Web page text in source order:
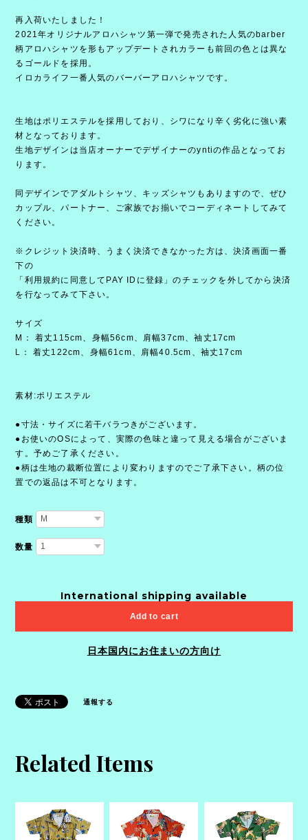
再入荷いたしました！
2021年オリジナルアロハシャツ第一弾で発売された人気のbarber
柄アロハシャツを形もアップデートされカラーも前回の色とは異な
るゴールドを採用。
イロカライフ一番人気のバーバーアロハシャツです。
生地はポリエステルを採用しており、シワになり辛く劣化に強い素
材となっております。
生地デザインは当店オーナーでデザイナーのyntiの作品となってお
ります。
同デザインでアダルトシャツ、キッズシャツもありますので、ぜひ
カップル、パートナー、ご家族でお揃いでコーディネートしてみて
ください。
※クレジット決済時、うまく決済できなかった方は、決済画面一番
下の
「利用規約に同意してPAY IDに登録」のチェックを外してから決済
を行なってみて下さい。
サイズ
M： 着丈115cm、身幅56cm、肩幅37cm、袖丈17cm
L： 着丈122cm、身幅61cm、肩幅40.5cm、袖丈17cm
素材:ポリエステル
●寸法・サイズに若干バラつきがございます。
●お使いのOSによって、実際の色味と違って見える場合がございま
す。予めご了承ください。
●柄は生地の裁断位置により変わりますのでご了承下さい。柄の位
置での返品は不可となります。
種類
数量
International shipping available
Add to cart
日本国内にお住まいの方向け
通報する
Related Items